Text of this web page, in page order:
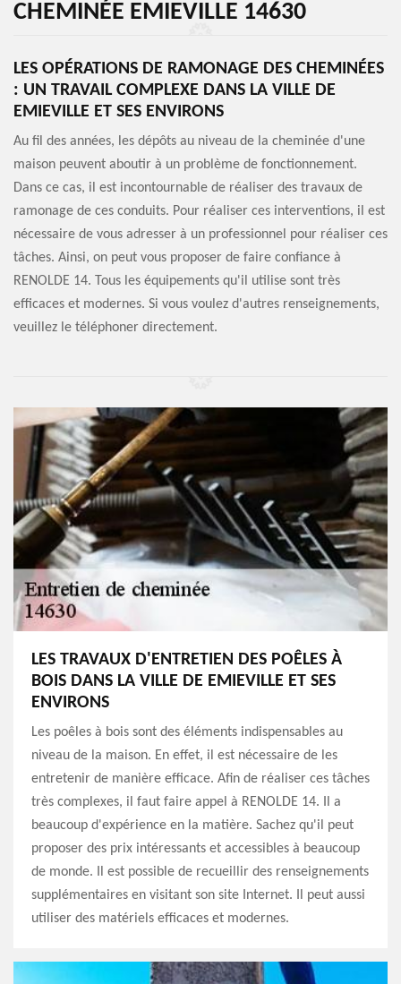
CHEMINÉE EMIEVILLE 14630
LES OPÉRATIONS DE RAMONAGE DES CHEMINÉES
: UN TRAVAIL COMPLEXE DANS LA VILLE DE
EMIEVILLE ET SES ENVIRONS
Au fil des années, les dépôts au niveau de la cheminée d'une
maison peuvent aboutir à un problème de fonctionnement.
Dans ce cas, il est incontournable de réaliser des travaux de
ramonage de ces conduits. Pour réaliser ces interventions, il est
nécessaire de vous adresser à un professionnel pour réaliser ces
tâches. Ainsi, on peut vous proposer de faire confiance à
RENOLDE 14. Tous les équipements qu'il utilise sont très
efficaces et modernes. Si vous voulez d'autres renseignements,
veuillez le téléphoner directement.
LES TRAVAUX D'ENTRETIEN DES POÊLES À
BOIS DANS LA VILLE DE EMIEVILLE ET SES
ENVIRONS
Les poêles à bois sont des éléments indispensables au
niveau de la maison. En effet, il est nécessaire de les
entretenir de manière efficace. Afin de réaliser ces tâches
très complexes, il faut faire appel à RENOLDE 14. Il a
beaucoup d'expérience en la matière. Sachez qu'il peut
proposer des prix intéressants et accessibles à beaucoup
de monde. Il est possible de recueillir des renseignements
supplémentaires en visitant son site Internet. Il peut aussi
utiliser des matériels efficaces et modernes.